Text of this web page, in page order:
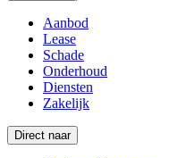
Aanbod
Lease
Schade
Onderhoud
Diensten
Zakelijk
Direct naar